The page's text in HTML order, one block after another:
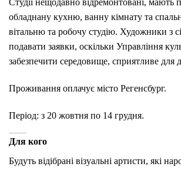
Студії нещодавно відремонтовані, мають
обладнану кухню, ванну кімнату та
вітальню та робочу студію. Художники з
подавати заявки, оскільки Управління
забезпечити середовище, сприятливе для
Проживання оплачує місто Регенсбург.
Період: з 20 жовтня по 14 грудня.
Для кого
Будуть відібрані візуальні артисти, які